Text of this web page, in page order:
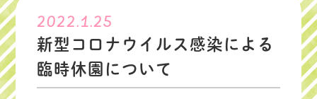
2022.1.25
新型コロナウイルス感染による
臨時休園について